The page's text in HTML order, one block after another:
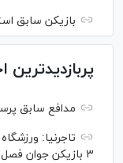
بازیکن سابق
پربازدیدترین
مدافع سابق
تاجرنیا:
۳ بازیکن جوان فصل آینده فیکس ترکیب می‌شوند